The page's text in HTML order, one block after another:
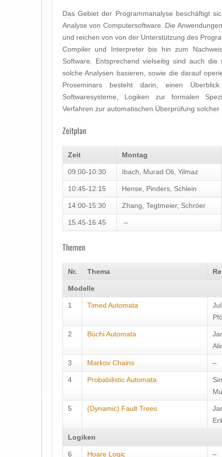
Das Gebiet der Programmanalyse beschäftigt
Analyse von Computersoftware. Die
und reichen von von der Unterstützung des
Compiler und Interpreter bis hin zum
Software. Entsprechend vielseitig sind auch
solche Analysen basieren, sowie die darauf
Proseminars besteht darin, einen
Softwaresysteme, Logiken zur formalen
Verfahren zur automatischen Überprüfung
Zeitplan
Zeit Montag
09:00-10:30 Ibach, Murad Oli, Yilmaz
10:45-12:15 Hense, Pinders, Schlein
14:00-15:30 Zhang, Tegtmeier, Schröer
15:45-16:45 –
Themen
Nr. Thema
Modelle
1 Timed Automata
2 Büchi Automata
3 Markov Chains –
4 Probabilistic Automata
5 (Dynamic) Fault Trees
Logiken
6 Hoare Logic –